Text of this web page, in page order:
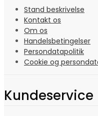
Stand beskrivelse
Kontakt os
Om os
Handelsbetingelser
Persondatapolitik
Cookie og
Kundeservice